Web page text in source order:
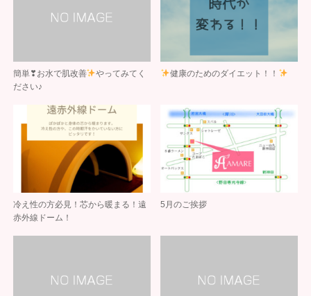
簡単❣お水で肌改善
やってみてく
ださい♪
健康のためのダイエット！！
冷え性の方必見！芯から暖まる！遠
赤外線ドーム！
5月のご挨拶